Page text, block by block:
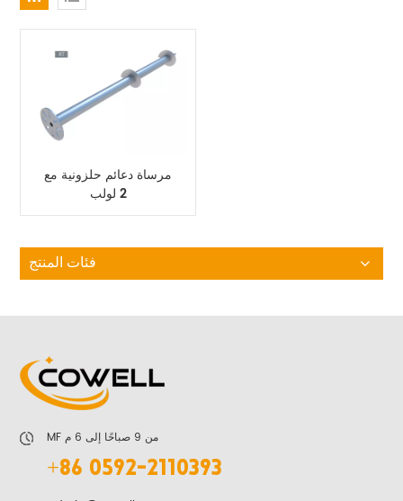
مرساة دعائم حلزونية مع
2 لولب
فئات المنتج
+86 0592-2110393